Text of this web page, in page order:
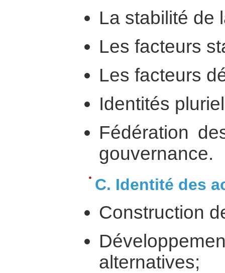
La stabilité de
Les facteurs
Les facteurs
Identités
Fédération
gouvernance.
C. Identité des
Construction
alternatives;